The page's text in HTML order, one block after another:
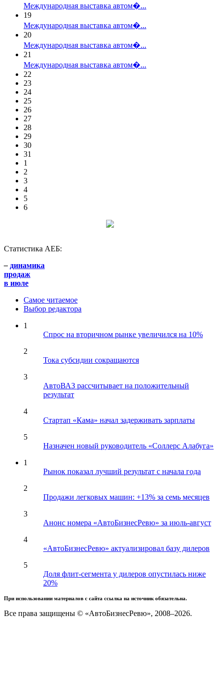
Международная выставка автом�...
19
Международная выставка автом�...
20
Международная выставка автом�...
21
Международная выставка автом�...
22
23
24
25
26
27
28
29
30
31
1
2
3
4
5
6
Статистика АЕБ:
– динамика
продаж
в июле
Самое читаемое
Выбор редактора
1
Спрос на вторичном рынке увеличился на 10%
2
Тока субсидии сокращаются
3
АвтоВАЗ рассчитывает на положительный
результат
4
Стартап «Кама» начал задерживать зарплаты
5
Назначен новый руководитель «Соллерс Алабуга»
1
Рынок показал лучший результат с начала года
2
Продажи легковых машин: +13% за семь месяцев
3
Анонс номера «АвтоБизнесРевю» за июль-август
4
«АвтоБизнесРевю» актуализировал базу дилеров
5
Доля флит-сегмента у дилеров опустилась ниже
20%
При использовании материалов с сайта ссылка на источник обязательна.
Все права защищены © «АвтоБизнесРевю», 2008–2026.